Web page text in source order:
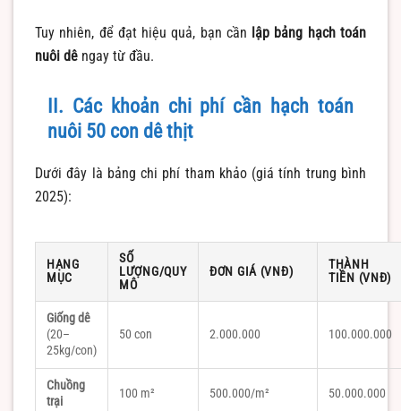
Tuy nhiên, để đạt hiệu quả, bạn cần lập bảng hạch toán
nuôi dê ngay từ đầu.
II. Các khoản chi phí cần hạch toán
nuôi 50 con dê thịt
Dưới đây là bảng chi phí tham khảo (giá tính trung bình
2025):
HẠNG
MỤC
SỐ
LƯỢNG/QUY
MÔ
ĐƠN GIÁ (VNĐ)
THÀNH
TIỀN (VNĐ)
Giống dê
(20–
25kg/con)
50 con 2.000.000 100.000.000
Chuồng
trại
100 m² 500.000/m² 50.000.000